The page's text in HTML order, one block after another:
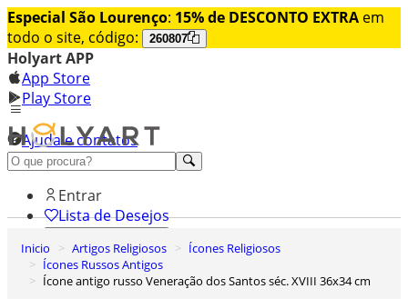
Especial São Lourenço: 15% de DESCONTO EXTRA em
todo o site, código:
260807
Holyart APP
App Store
Play Store
Ajuda e contatos
Conheça premium
Entrar
Lista de Desejos
0
Carrinho de Compras
Inicio Artigos Religiosos
Ícones Religiosos
Ícones Russos Antigos
Ícone antigo russo Veneração dos Santos séc. XVIII 36x34 cm